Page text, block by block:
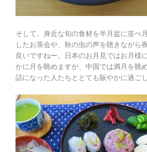
そして、身近な旬の食材を半月盆に並べ
したお茶会や、秋の虫の声を聴きながら
良いですねー。日本のお月見ではお月様
かに月を眺めますが、中国では満月を眺
話になった人たちととても賑やかに過ご